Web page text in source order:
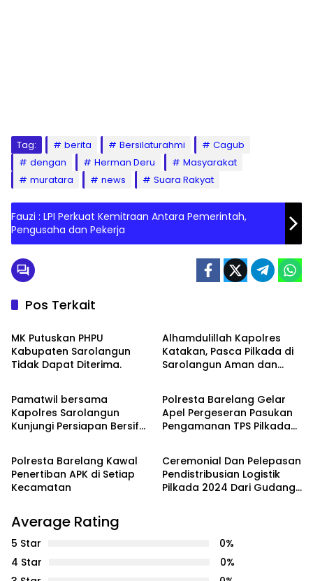
Tag: berita Bersilaturahmi
Cagub
dengan
Herman Deru
Masyarakat
muratara
news Suara Rakyat
Fauzi : LPI Perkuat Kemitraan Antara Pemerintah,
Pengusaha dan Pekerja
Pos Terkait
POLITIK
MK Putuskan PHPU
Kabupaten Sarolangun
Tidak Dapat Diterima.
Alhamdulillah Kapolres
Katakan, Pasca Pilkada di
Sarolangun Aman dan
PEMERINTAHAN
Pamatwil bersama
Kapolres Sarolangun
Kunjungi Persiapan Bersifat
POLITIK
Polresta Barelang Gelar
Apel Pergeseran Pasukan
Pengamanan TPS Pilkada
POLITIK
Polresta Barelang Kawal
Penertiban APK di Setiap
Kecamatan
POLITIK
Ceremonial Dan Pelepasan
Pendistribusian Logistik
Pilkada 2024 Dari Gudang
Average Rating
5 Star
0%
4 Star
0%